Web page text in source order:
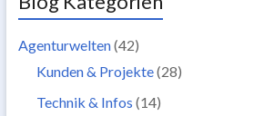
Agenturwelten(42)
Kunden & Projekte(28)
Technik & Infos (14)